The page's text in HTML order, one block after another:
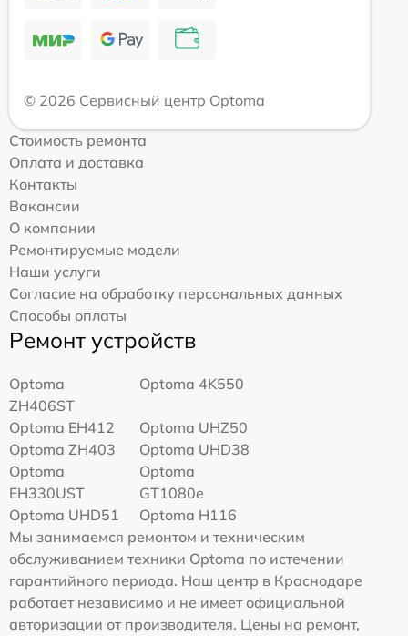
© 2026 Сервисный центр Optoma
Стоимость ремонта
Оплата и доставка
Контакты
Вакансии
О компании
Ремонтируемые модели
Наши услуги
Согласие на обработку персональных данных
Способы оплаты
Ремонт устройств
Optoma
ZH406ST
Optoma 4K550
Optoma EH412
Optoma UHZ50
Optoma ZH403
Optoma UHD38
Optoma
EH330UST
Optoma
GT1080e
Optoma UHD51
Optoma H116
Мы занимаемся ремонтом и техническим
обслуживанием техники Optoma по истечении
гарантийного периода. Наш центр в Краснодаре
работает независимо и не имеет официальной
авторизации от производителя. Цены на ремонт,